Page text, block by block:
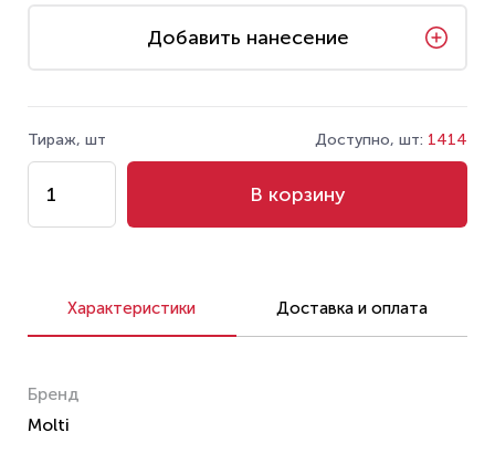
Добавить нанесение
Тираж, шт Доступно, шт: 1414
В корзину
Характеристики Доставка и оплата
Бренд
Molti